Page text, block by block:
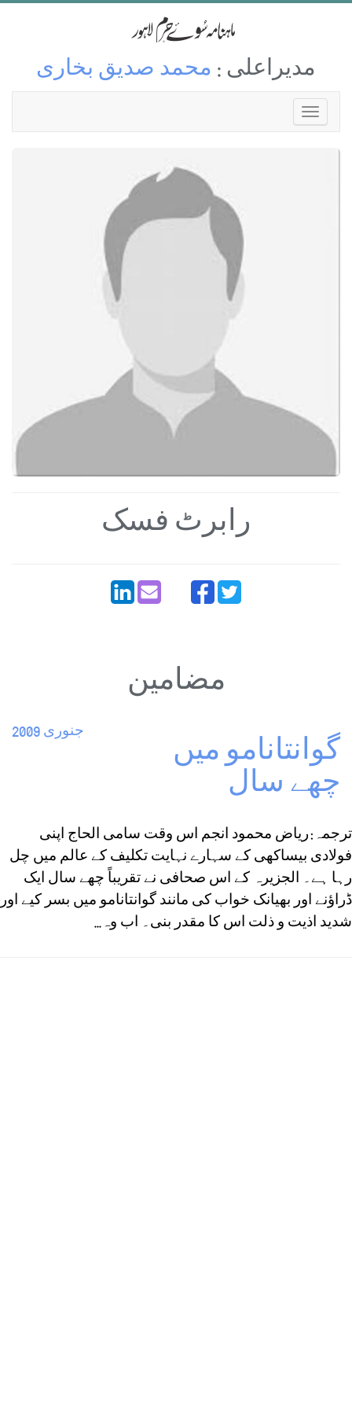
مدیراعلی : محمد صدیق بخاری
رابرٹ فسک
مضامین
جنوری 2009
گوانتانامو میں
چھے سال
ترجمہ: ریاض محمود انجم اس وقت سامی الحاج اپنی
فولادی بیساکھی کے سہارے نہایت تکلیف کے عالم میں چل
رہا ہے۔ الجزیرہ کے اس صحافی نے تقریباً چھے سال ایک
ڈراؤنے اور بھیانک خواب کی مانند گوانتانامو میں بسر کیے اور
شدید اذیت و ذلت اس کا مقدر بنی۔ اب وہ...